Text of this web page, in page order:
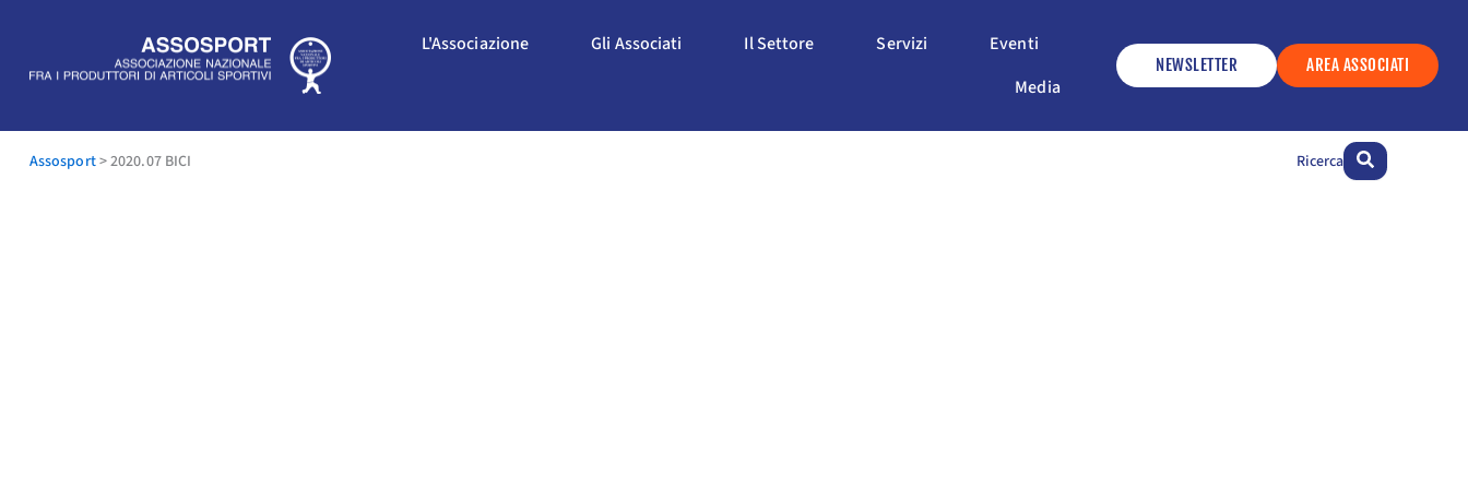
contenuto
L'Associazione Apri L'Associazione
Gli Associati Apri Gli Associati
Il Settore Apri Il Settore
Servizi Apri ServiziEventi
Media Apri Media
NEWSLETTER AREA ASSOCIATI
Assosport>2020.07 BICI Ricerca